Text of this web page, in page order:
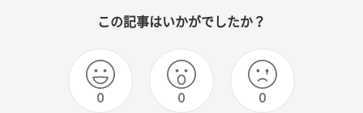
この記事はいかがでしたか？
0 0 0